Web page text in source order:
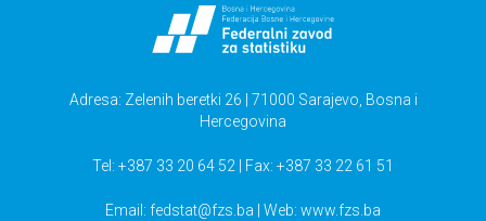
Adresa: Zelenih beretki 26 | 71000 Sarajevo, Bosna i
Hercegovina
Tel: +387 33 20 64 52 | Fax: +387 33 22 61 51
Email: fedstat@fzs.ba | Web: www.fzs.ba